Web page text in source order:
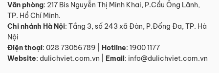
Văn phòng: 217 Bis Nguyễn Thị Minh Khai, P.Cầu Ông Lãnh,
TP. Hồ Chí Minh.
Chi nhánh Hà Nội: Tầng 3, số 243 xã Đàn, P.Đống Đa, TP. Hà
Nội
Điện thoại: 028 73056789 Hotline: 1900 1177
Website: dulichviet.com.vn Email: info@dulichviet.com.vn